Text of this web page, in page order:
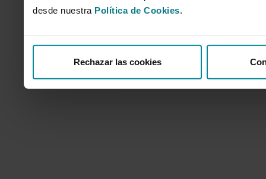
desde nuestra Política de Cookies
Rechazar las cookies